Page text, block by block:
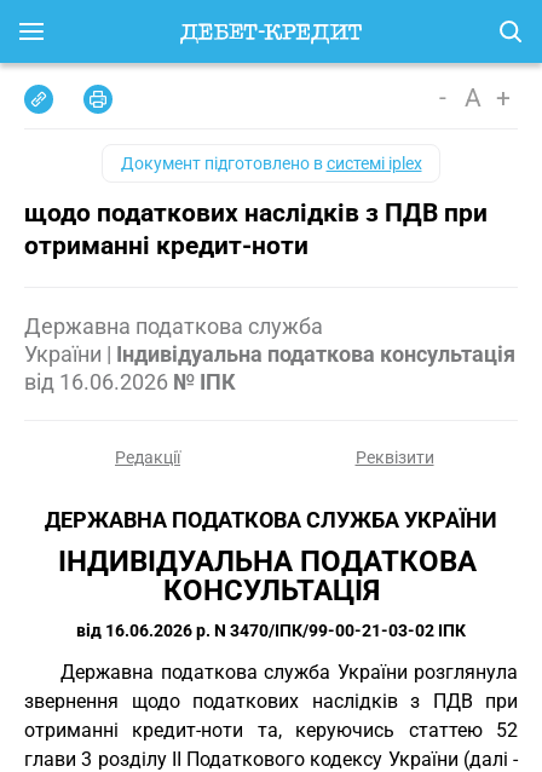
- A +
Документ підготовлено всистемі iplex
щодо податкових наслідків з ПДВ при
отриманні кредит-ноти
Державна податкова служба
України | Індивідуальна податкова консультація
від 16.06.2026 № ІПК
Редакції Реквізити
ДЕРЖАВНА ПОДАТКОВА СЛУЖБА УКРАЇНИ
ІНДИВІДУАЛЬНА ПОДАТКОВА
КОНСУЛЬТАЦІЯ
від 16.06.2026 р. N 3470/ІПК/99-00-21-03-02 ІПК
Державна податкова служба України розглянула
звернення щодо податкових наслідків з ПДВ при
отриманні кредит-ноти та, керуючись статтею 52
глави 3 розділу II Податкового кодексу України (далі -